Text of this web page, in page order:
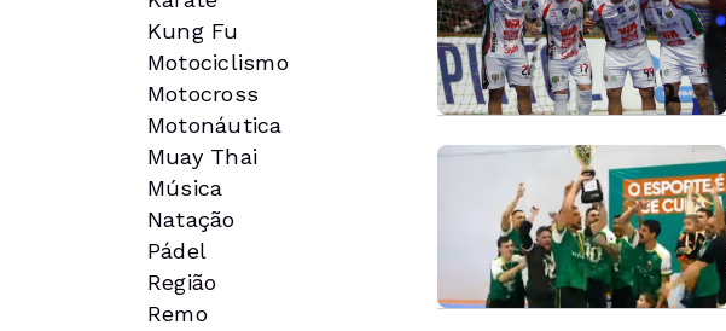
Kung Fu
Motociclismo
Motocross
Motonáutica
Muay Thai
Música
Natação
Pádel
Região
Remo